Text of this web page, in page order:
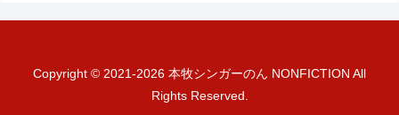
Copyright © 2021-2026 本牧シンガーのん NONFICTION All
Rights Reserved.